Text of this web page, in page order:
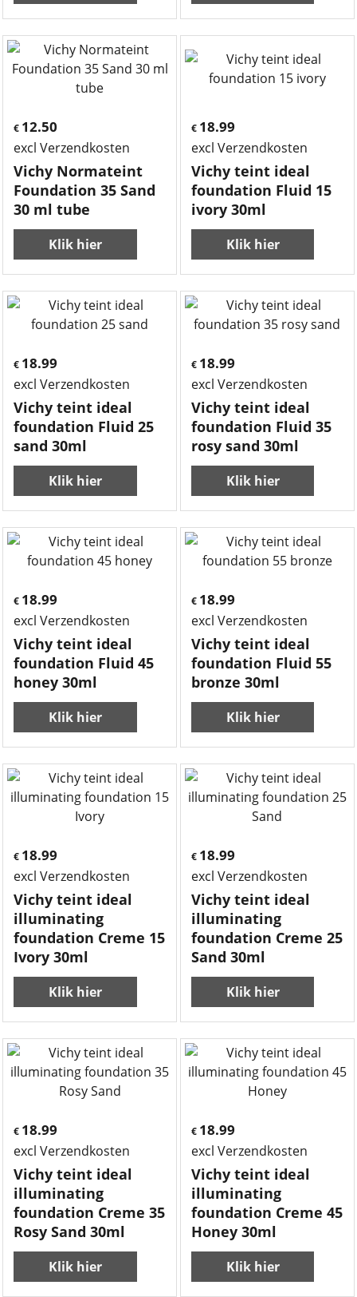
€ 12.50
excl Verzendkosten
Vichy Normateint
Foundation 35 Sand
30 ml tube
Klik hier
€ 18.99
excl Verzendkosten
Vichy teint ideal
foundation Fluid 15
ivory 30ml
Klik hier
€ 18.99
excl Verzendkosten
Vichy teint ideal
foundation Fluid 25
sand 30ml
Klik hier
€ 18.99
excl Verzendkosten
Vichy teint ideal
foundation Fluid 35
rosy sand 30ml
Klik hier
€ 18.99
excl Verzendkosten
Vichy teint ideal
foundation Fluid 45
honey 30ml
Klik hier
€ 18.99
excl Verzendkosten
Vichy teint ideal
foundation Fluid 55
bronze 30ml
Klik hier
€ 18.99
excl Verzendkosten
Vichy teint ideal
illuminating
foundation Creme 15
Ivory 30ml
Klik hier
€ 18.99
excl Verzendkosten
Vichy teint ideal
illuminating
foundation Creme 25
Sand 30ml
Klik hier
€ 18.99
excl Verzendkosten
Vichy teint ideal
illuminating
foundation Creme 35
Rosy Sand 30ml
Klik hier
€ 18.99
excl Verzendkosten
Vichy teint ideal
illuminating
foundation Creme 45
Honey 30ml
Klik hier